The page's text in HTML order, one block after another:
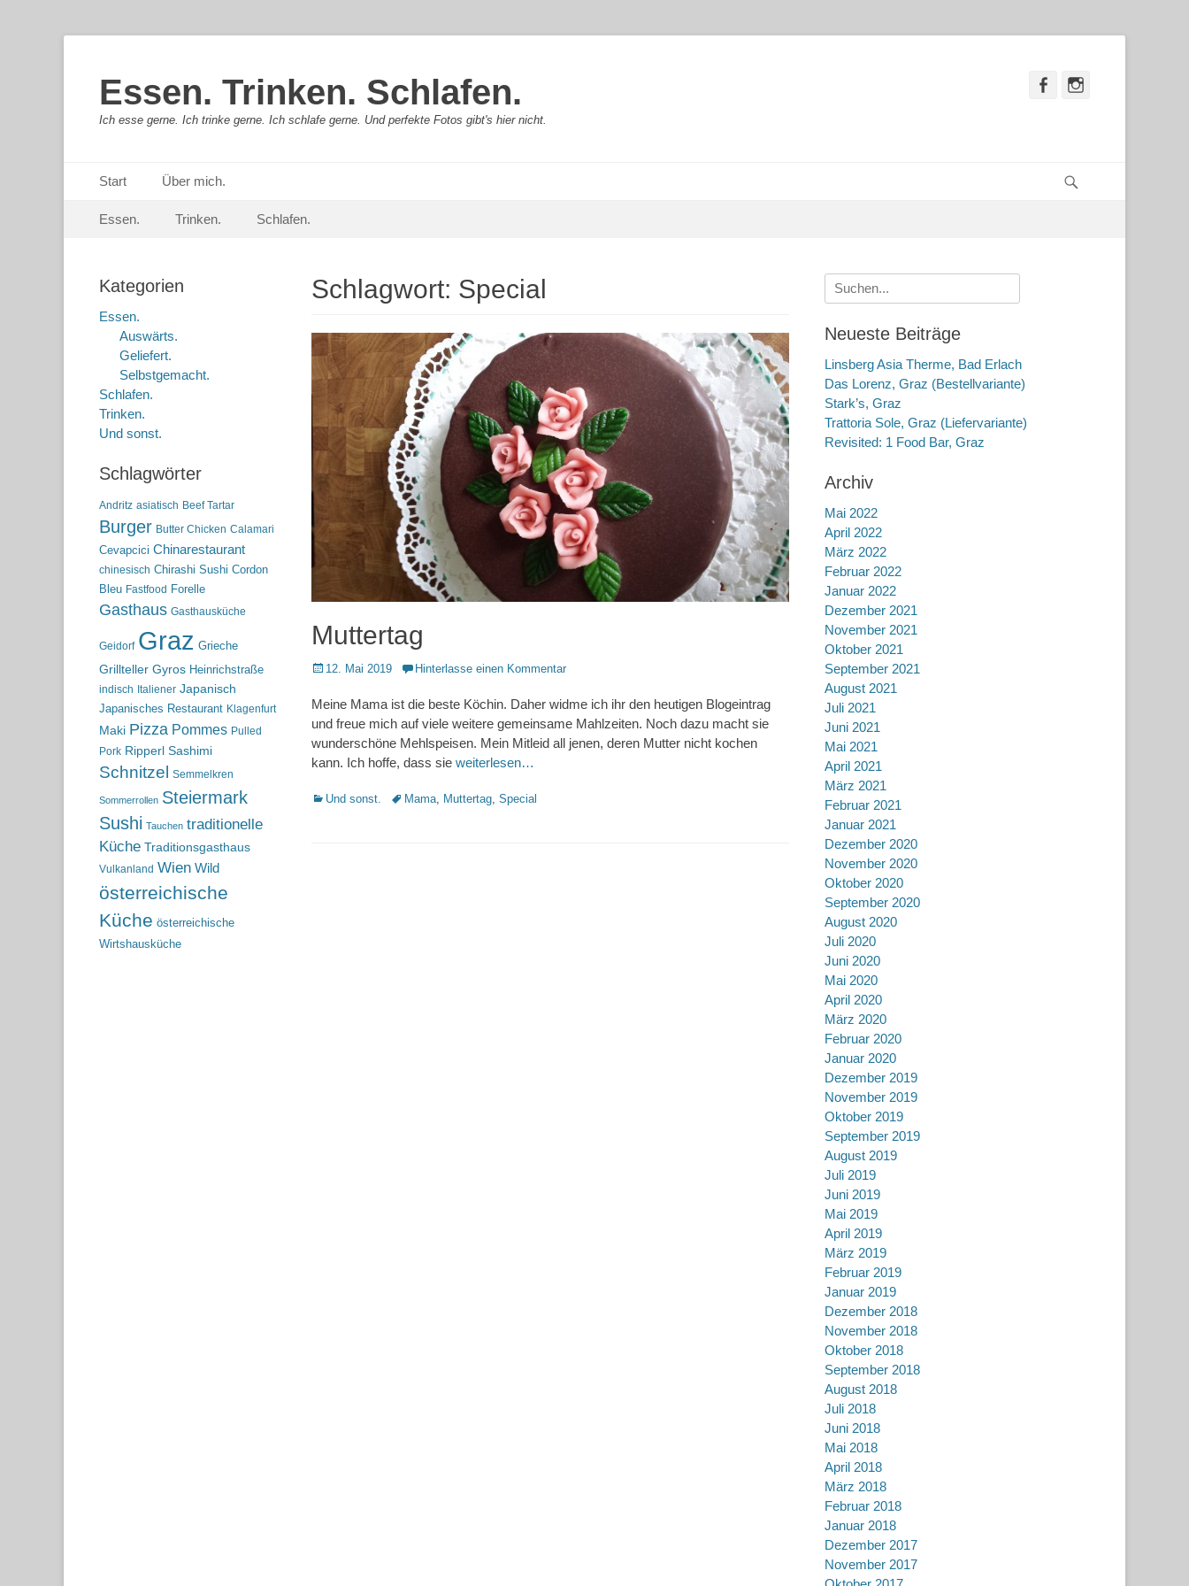
Essen. Trinken. Schlafen.
Ich esse gerne. Ich trinke gerne. Ich schlafe gerne. Und perfekte Fotos gibt's hier nicht.
Facebook
Primäres Menü
zum
Start Über mich.
Sekundär-Menü
zum
Essen. Trinken. Schlafen.
Schlagwort: Special
Muttertag
Posted
12. Mai 2019 Hinterlasse einen Kommentar
Meine Mama ist die beste Köchin. Daher widme ich ihr den heutigen Blogeintrag
und freue mich auf viele weitere gemeinsame Mahlzeiten. Noch dazu macht sie
wunderschöne Mehlspeisen. Mein Mitleid all jenen, deren Mutter nicht kochen
kann. Ich hoffe, dass sie weiterlesen…
Kategorien
Und sonst. Schlagworte
Mama Muttertag Special
Suche
nach:
Neueste Beiträge
Linsberg Asia Therme, Bad Erlach
Das Lorenz, Graz (Bestellvariante)
Stark’s, Graz
Trattoria Sole, Graz (Liefervariante)
Revisited: 1 Food Bar, Graz
Archiv
Mai 2022
April 2022
März 2022
Februar 2022
Januar 2022
Dezember 2021
November 2021
Oktober 2021
September 2021
August 2021
Juli 2021
Juni 2021
Mai 2021
April 2021
März 2021
Februar 2021
Januar 2021
Dezember 2020
November 2020
Oktober 2020
September 2020
August 2020
Juli 2020
Juni 2020
Mai 2020
April 2020
März 2020
Februar 2020
Januar 2020
Dezember 2019
November 2019
Oktober 2019
September 2019
August 2019
Juli 2019
Juni 2019
Mai 2019
April 2019
März 2019
Februar 2019
Januar 2019
Dezember 2018
November 2018
Oktober 2018
September 2018
August 2018
Juli 2018
Juni 2018
Mai 2018
April 2018
März 2018
Februar 2018
Januar 2018
Dezember 2017
November 2017
Kategorien
Essen.
Auswärts.
Geliefert.
Selbstgemacht.
Schlafen.
Trinken.
Und sonst.
Schlagwörter
Andritz asiatisch Beef Tartar
Burger Butter Chicken Calamari
Cevapcici Chinarestaurant
chinesisch Chirashi Sushi Cordon
Bleu Fastfood Forelle
Gasthaus Gasthausküche
Geidorf Graz Grieche
Grillteller Gyros Heinrichstraße
indisch Italiener Japanisch
Japanisches Restaurant Klagenfurt
Maki Pizza Pommes Pulled
Pork Ripperl Sashimi
Schnitzel Semmelkren
Sommerrollen Steiermark
Sushi Tauchen traditionelle
Küche Traditionsgasthaus
Vulkanland Wien Wild
österreichische
Küche österreichische
Wirtshausküche